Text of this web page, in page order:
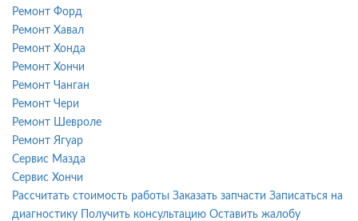
Ремонт Форд
Ремонт Хавал
Ремонт Хонда
Ремонт Хончи
Ремонт Чанган
Ремонт Чери
Ремонт Шевроле
Ремонт Ягуар
Сервис Мазда
Сервис Хончи
Рассчитать стоимость работы Заказать запчасти Записаться на
диагностику
Получить консультацию Оставить жалобу